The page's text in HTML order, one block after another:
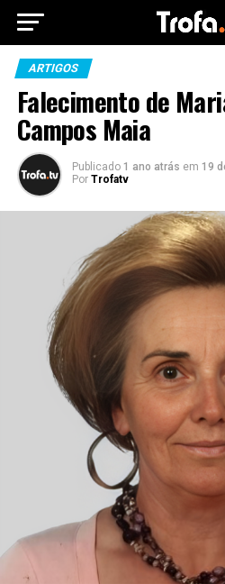
ARTIGOS
Falecimento de
Campos Maia
Publicado 1 ano atrás em 19
Por Trofatv